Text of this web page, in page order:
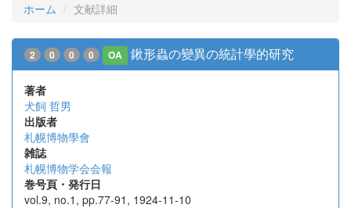
ホーム 文献詳細
2 0 0 0 OA 鍬形蟲の變異の統計學的研究
著者
犬飼 哲男
出版者
札幌博物學會
雑誌
札幌博物学会会報
巻号頁・発行日
vol.9, no.1, pp.77-91, 1924-11-10